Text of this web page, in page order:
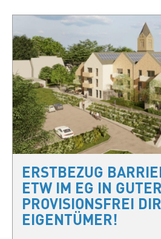
ERSTBEZUG
ETW IM EG IN
PROVISIONSFREI
EIGENTÜMER!